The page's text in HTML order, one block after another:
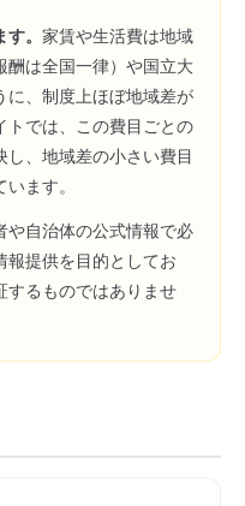
。 家賃や生活費は地域
酬は全国一律）や国立大
に、制度上ほぼ地域差が
トでは、この費目ごとの
、地域差の小さい費目
ます。
や自治体の公式情報で必
報提供を目的としてお
するものではありませ